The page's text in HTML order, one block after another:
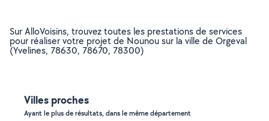
Sur AlloVoisins, trouvez toutes les prestations de services
pour réaliser votre projet de Nounou sur la ville de Orgeval
(Yvelines, 78630, 78670, 78300)
Villes proches
Ayant le plus de résultats, dans le même département